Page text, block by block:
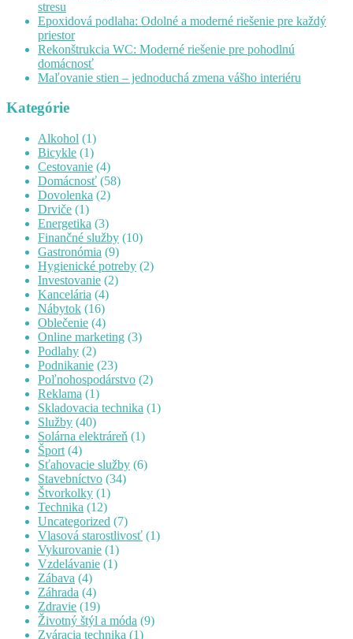
stresu
Epoxidová podlaha: Odolné a moderné riešenie pre každý
priestor
Rekonštrukcia WC: Moderné riešenie pre pohodlnú
domácnosť
Maľovanie stien – jednoduchá zmena vášho interiéru
Kategórie
Alkohol (1)
Bicykle (1)
Cestovanie (4)
Domácnosť (58)
Dovolenka (2)
Drviče (1)
Energetika (3)
Finančné služby (10)
Gastronómia (9)
Hygienické potreby (2)
Investovanie (2)
Kancelária (4)
Nábytok (16)
Oblečenie (4)
Online marketing (3)
Podlahy (2)
Podnikanie (23)
Poľnohospodárstvo (2)
Reklama (1)
Skladovacia technika (1)
Služby (40)
Solárna elektráreň (1)
Šport (4)
Sťahovacie služby (6)
Stavebníctvo (34)
Štvorkolky (1)
Technika (12)
Uncategorized (7)
Vlasová starostlivosť (1)
Vykurovanie (1)
Vzdelávanie (1)
Zábava (4)
Záhrada (4)
Zdravie (19)
Životný štýl a móda (9)
Zváracia technika (1)